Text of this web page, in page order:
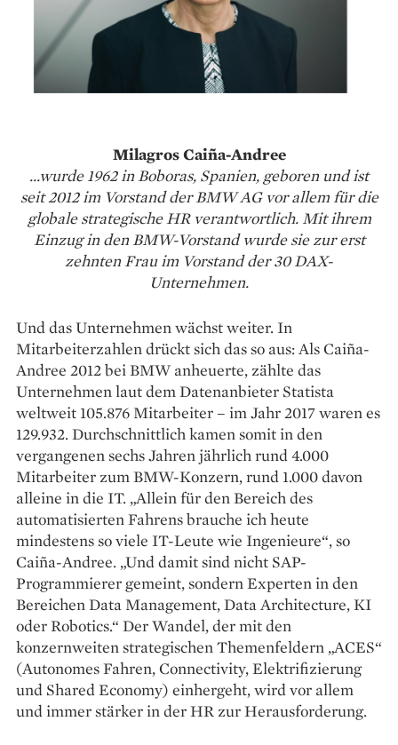
Milagros Caiña-Andree
...wurde 1962 in Boboras, Spanien, geboren und ist
seit 2012 im Vorstand der BMW AG vor allem für die
globale strategische HR verantwortlich. Mit ihrem
Einzug in den BMW-Vorstand wurde sie zur erst
zehnten Frau im Vorstand der 30 DAX-
Unternehmen.
Und das Unternehmen wächst weiter. In
Mitarbeiterzahlen drückt sich das so aus: Als Caiña-
Andree 2012 bei BMW anheuerte, zählte das
Unternehmen laut dem Daten­anbie­ter Statista
weltweit 105.876 Mitarbeiter – im Jahr 2017 waren es
129.932. Durchschnittlich kamen somit in den
vergangenen sechs Jahren jährlich rund 4.000
Mitarbeiter zum BMW-Konzern, rund 1.000 davon
alleine in die IT. „Allein für den Bereich des
automatisierten Fahrens brauche ich heute
mindestens so viele IT-Leute wie Ingenieure“, so
Caiña-Andree. „Und damit sind nicht SAP-
Programmierer gemeint, sondern Experten in den
Bereichen Data Management, Data Architecture, KI
oder Robotics.“ Der Wandel, der mit den
konzernweiten strategischen Themenfeldern „ACES“
(Autonomes Fahren, Connectivity, Elektrifizierung
und Shared Economy) einhergeht, wird vor allem
und immer stärker in der HR zur Herausforderung.